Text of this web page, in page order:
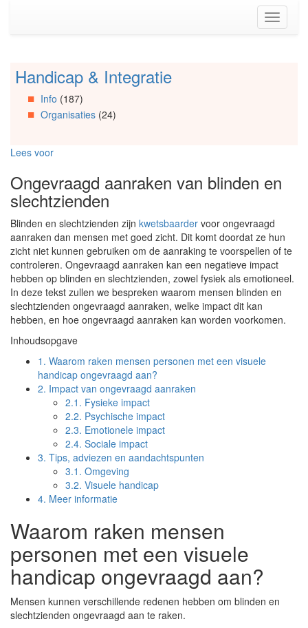
(Accesskey
Toggle
Spring
Artikels
Spring
Spring
Organisaties
Spring
Social
media
Handicap & Integratie
Info (187)
Organisaties(24)
Lees voor
Ongevraagd aanraken van blinden en
slechtzienden
Blinden en slechtzienden zijn kwetsbaarder voor ongevraagd
aanraken dan mensen met goed zicht. Dit komt doordat ze hun
zicht niet kunnen gebruiken om de aanraking te voorspellen of te
controleren. Ongevraagd aanraken kan een negatieve impact
hebben op blinden en slechtzienden, zowel fysiek als emotioneel.
In deze tekst zullen we bespreken waarom mensen blinden en
slechtzienden ongevraagd aanraken, welke impact dit kan
hebben, en hoe ongevraagd aanraken kan worden voorkomen.
Inhoudsopgave
1. Waarom raken mensen personen met een visuele
handicap ongevraagd aan?
2. Impact van ongevraagd aanraken
2.1. Fysieke impact
2.2. Psychische impact
2.3. Emotionele impact
2.4. Sociale impact
3. Tips, adviezen en aandachtspunten
3.1. Omgeving
3.2. Visuele handicap
4. Meer informatie
Waarom raken mensen
personen met een visuele
handicap ongevraagd aan?
Mensen kunnen verschillende redenen hebben om blinden en
slechtzienden ongevraagd aan te raken.